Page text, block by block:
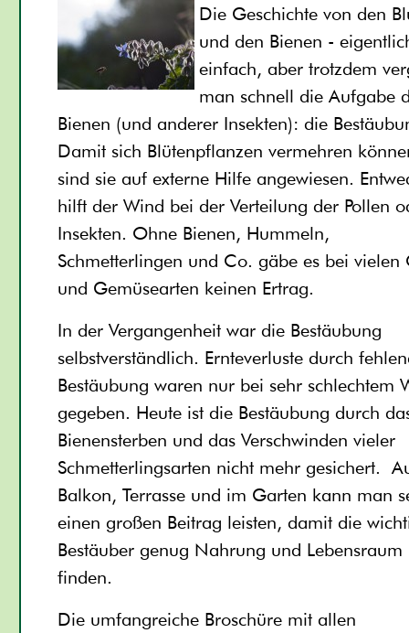
Die Geschichte von den
und den Bienen -
einfach, aber trotzdem
man schnell die Aufgabe
Bienen (und anderer Insekten): die
Damit sich Blütenpflanzen vermehren
sind sie auf externe Hilfe angewiesen.
hilft der Wind bei der Verteilung der Pollen
Insekten. Ohne Bienen, Hummeln,
Schmetterlingen und Co. gäbe es bei vielen
und Gemüsearten keinen Ertrag.
In der Vergangenheit war die Bestäubung
selbstverständlich. Ernteverluste durch
Bestäubung waren nur bei sehr schlechtem
gegeben. Heute ist die Bestäubung durch
Bienensterben und das Verschwinden vieler
Schmetterlingsarten nicht mehr gesichert.
Balkon, Terrasse und im Garten kann man
einen großen Beitrag leisten, damit die
Bestäuber genug Nahrung und Lebensraum
finden.
Die umfangreiche Broschüre mit allen